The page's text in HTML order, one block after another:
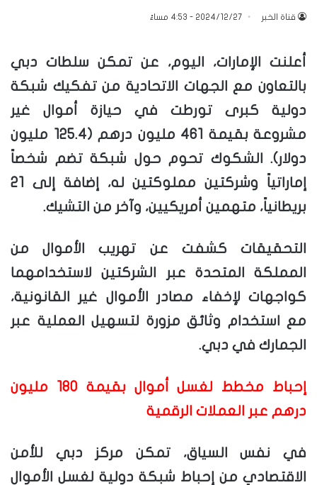
قناة الخبر 2024/12/27 - 4:53 مساءً
أعلنت الإمارات، اليوم، عن تمكن سلطات دبي
بالتعاون مع الجهات الاتحادية من تفكيك شبكة
دولية كبرى تورطت في حيازة أموال غير
مشروعة بقيمة 461 مليون درهم (125.4 مليون
دولار). الشكوك تحوم حول شبكة تضم شخصاً
إماراتياً وشركتين مملوكتين له، إضافة إلى 21
بريطانياً، متهمين أمريكيين، وآخر من التشيك.
التحقيقات كشفت عن تهريب الأموال من
المملكة المتحدة عبر الشركتين لاستخدامهما
كواجهات لإخفاء مصادر الأموال غير القانونية،
مع استخدام وثائق مزورة لتسهيل العملية عبر
الجمارك في دبي.
إحباط مخطط لغسل أموال بقيمة 180 مليون
درهم عبر العملات الرقمية
في نفس السياق، تمكن مركز دبي للأمن
الاقتصادي من إحباط شبكة دولية لغسل الأموال